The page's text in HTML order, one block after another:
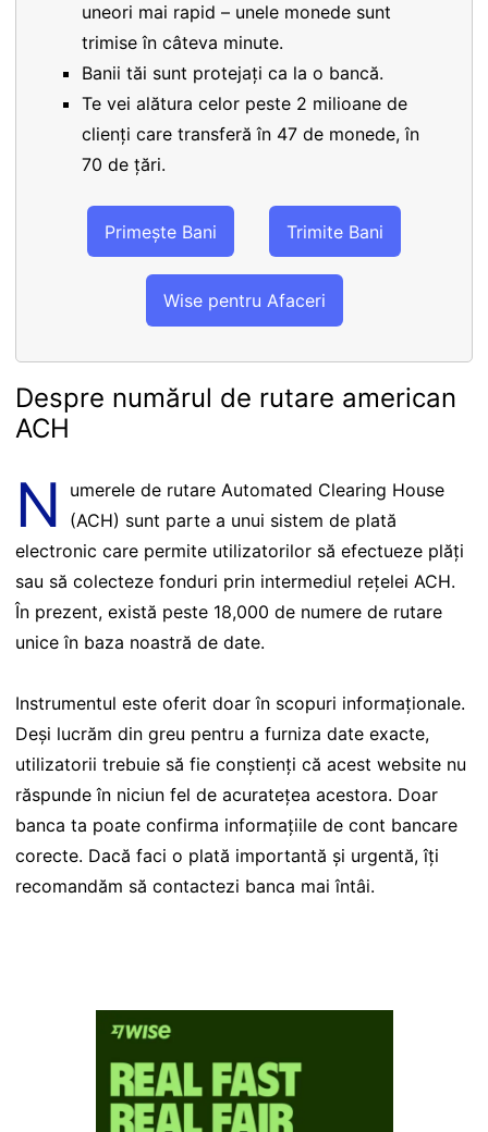
uneori mai rapid – unele monede sunt
trimise în câteva minute.
Banii tăi sunt protejați ca la o bancă.
Te vei alătura celor peste 2 milioane de
clienți care transferă în 47 de monede, în
70 de țări.
Primește Bani Trimite Bani
Wise pentru Afaceri
Despre numărul de rutare american
ACH
N
umerele de rutare Automated Clearing House
(ACH) sunt parte a unui sistem de plată
electronic care permite utilizatorilor să efectueze plăți
sau să colecteze fonduri prin intermediul rețelei ACH.
În prezent, există peste 18,000 de numere de rutare
unice în baza noastră de date.
Instrumentul este oferit doar în scopuri informaționale.
Deși lucrăm din greu pentru a furniza date exacte,
utilizatorii trebuie să fie conștienți că acest website nu
răspunde în niciun fel de acuratețea acestora. Doar
banca ta poate confirma informațiile de cont bancare
corecte. Dacă faci o plată importantă și urgentă, îți
recomandăm să contactezi banca mai întâi.